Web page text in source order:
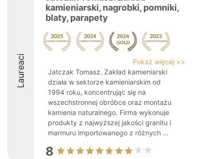
Laureaci
kamieniarski, nagrobki, pomniki,
blaty, parapety
Pokaż więcej >>
Jatczak Tomasz. Zakład kamieniarski
działa w sektorze kamieniarskim od
1994 roku, koncentrując się na
wszechstronnej obróbce oraz montażu
kamienia naturalnego. Firma wykonuje
produkty z najwyższej jakości granitu i
marmuru importowanego z różnych ...
8